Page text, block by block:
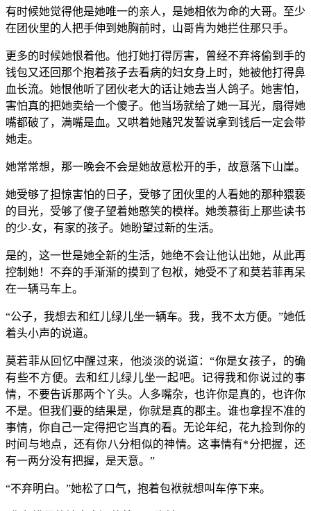
有时候她觉得他是她唯一的亲人，是她相依为命的大哥。至少
在团伙里的人把手伸到她胸前时，山哥肯为她拦住那只手。
更多的时候她恨着他。他打她打得厉害，曾经不弃将偷到手的
钱包又还回那个抱着孩子去看病的妇女身上时，她被他打得鼻
血长流。她恨他听了团伙老大的话让她去当人鸽子。她害怕，
害怕真的把她卖给一个傻子。他当场就给了她一耳光，扇得她
嘴都破了，满嘴是血。又哄着她赌咒发誓说拿到钱后一定会带
她走。
她常常想，那一晚会不会是她故意松开的手，故意落下山崖。
她受够了担惊害怕的日子，受够了团伙里的人看她的那种猥亵
的目光，受够了傻子望着她憨笑的模样。她羡慕街上那些读书
的少-女，有家的孩子。她盼望过新的生活。
是的，这一世是她全新的生活，她绝不会让他认出她，从此再
控制她！不弃的手渐渐的摸到了包袱，她受不了和莫若菲再呆
在一辆马车上。
“公子，我想去和红儿绿儿坐一辆车。我，我不太方便。”她低
着头小声的说道。
莫若菲从回忆中醒过来，他淡淡的说道：“你是女孩子，的确
有些不方便。去和红儿绿儿坐一起吧。记得我和你说过的事
情，不要告诉那两个丫头。人多嘴杂，也许你是真的，也许你
不是。但我们要的结果是，你就是真的郡主。谁也拿捏不准的
事情，你自己一定得把它当真的看。无论年纪，花九捡到你的
时间与地点，还有你八分相似的神情。这事情有*分把握，还
有一两分没有把握，是天意。”
“不弃明白。”她松了口气，抱着包袱就想叫车停下来。